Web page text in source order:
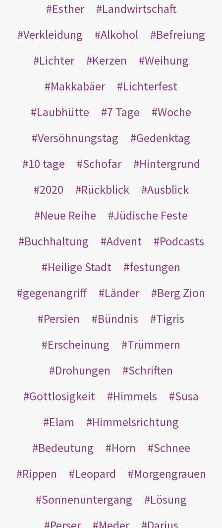
Esther
Landwirtschaft
Verkleidung
Alkohol
Befreiung
Lichter
Kerzen
Weihung
Makkabäer
Lichterfest
Laubhütte
7 Tage
Woche
Versöhnungstag
Gedenktag
10 tage
Schofar
Hintergrund
2020
Rückblick
Ausblick
Neue Reihe
Jüdische Feste
Buchhaltung
Advent
Podcasts
Heilige Stadt
festungen
gegenangriff
Länder
Berg Zion
Persien
Bündnis
Tigris
Erscheinung
Trümmern
Drohungen
Schriften
Gottlosigkeit
Himmels
Susa
Elam
Himmelsrichtung
Bedeutung
Horn
Schnee
Rippen
Leopard
Morgengrauen
Sonnenuntergang
Lösung